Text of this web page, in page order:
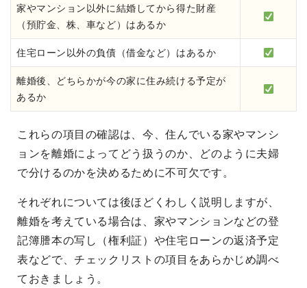
家やマンション以外に結婚してから得た財産
（預貯金、株、車など）はあるか
住宅ローン以外の負債（借金など）はあるか
離婚後、どちらかが今の家に住み続ける予定が
あるか
これらの項目の確認は、今、住んでいる家やマンシ
ョンを離婚によってどう扱うのか、どのように夫婦
で分けるのかを決めるために不可欠です。
それぞれについては後ほどくわしく説明しますが、
離婚を考えている場合は、家やマンションなどの登
記簿謄本の写し（権利証）や住宅ローンの返済予定
表などで、チェックリストの項目をあらかじめ調べ
ておきましょう。